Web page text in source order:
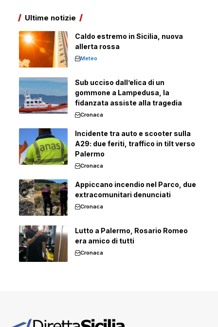
Ultime notizie
Caldo estremo in Sicilia, nuova
allerta rossa
Meteo
Sub ucciso dall’elica di un
gommone a Lampedusa, la
fidanzata assiste alla tragedia
Cronaca
Incidente tra auto e scooter sulla
A29: due feriti, traffico in tilt verso
Palermo
Cronaca
Appiccano incendio nel Parco, due
extracomunitari denunciati
Cronaca
Lutto a Palermo, Rosario Romeo
era amico di tutti
Cronaca